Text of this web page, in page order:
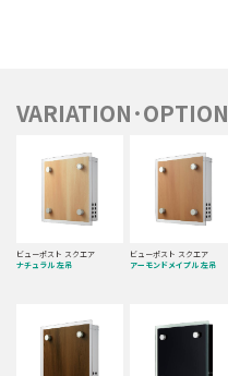
VARIATION･OPTION
ビューポスト スクエア
ナチュラル 左吊
ビューポスト スクエア
アーモンドメイプル 左吊